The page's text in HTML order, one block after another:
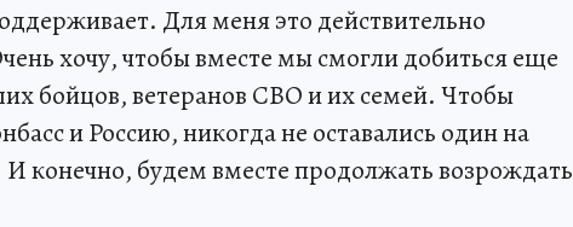
Для меня это действительно
хочу, чтобы вместе мы смогли добиться еще
бойцов, ветеранов СВО и их семей. Чтобы
и Россию, никогда не оставались один на
конечно, будем вместе продолжать возрождать